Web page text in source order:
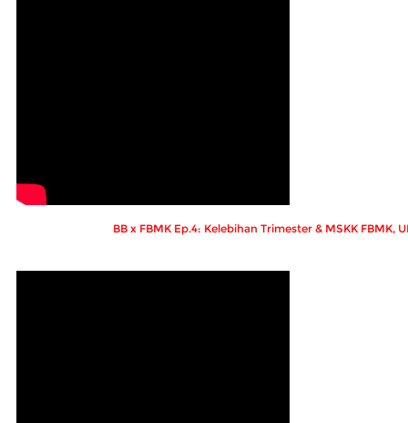
BB x FBMK Ep.4: Kelebihan Trimester & MSKK FBMK,